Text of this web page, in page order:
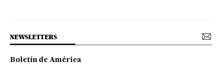
NEWSLETTERS
Boletín de América